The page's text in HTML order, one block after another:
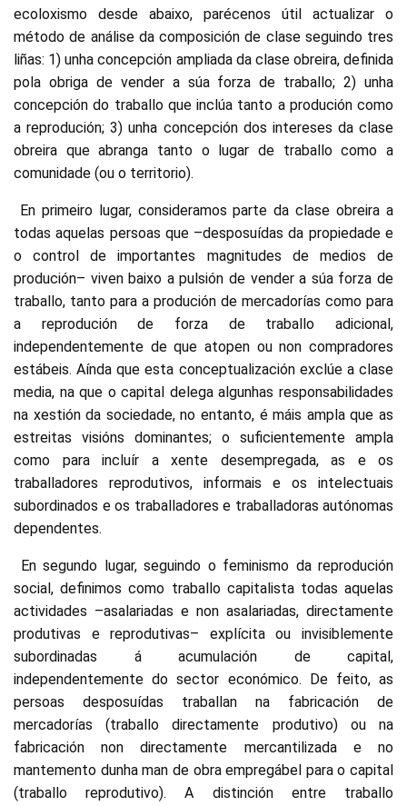
ecoloxismo desde abaixo, parécenos útil actualizar o
método de análise da composición de clase seguindo tres
liñas: 1) unha concepción ampliada da clase obreira, definida
pola obriga de vender a súa forza de traballo; 2) unha
concepción do traballo que inclúa tanto a produción como
a reprodución; 3) unha concepción dos intereses da clase
obreira que abranga tanto o lugar de traballo como a
comunidade (ou o territorio).
En primeiro lugar, consideramos parte da clase obreira a
todas aquelas persoas que –desposuídas da propiedade e
o control de importantes magnitudes de medios de
produción– viven baixo a pulsión de vender a súa forza de
traballo, tanto para a produción de mercadorías como para
a reprodución de forza de traballo adicional,
independentemente de que atopen ou non compradores
estábeis. Aínda que esta conceptualización exclúe a clase
media, na que o capital delega algunhas responsabilidades
na xestión da sociedade, no entanto, é máis ampla que as
estreitas visións dominantes; o suficientemente ampla
como para incluír a xente desempregada, as e os
traballadores reprodutivos, informais e os intelectuais
subordinados e os traballadores e traballadoras autónomas
dependentes.
En segundo lugar, seguindo o feminismo da reprodución
social, definimos como traballo capitalista todas aquelas
actividades –asalariadas e non asalariadas, directamente
produtivas e reprodutivas– explícita ou invisiblemente
subordinadas á acumulación de capital,
independentemente do sector económico. De feito, as
persoas desposuídas traballan na fabricación de
mercadorías (traballo directamente produtivo) ou na
fabricación non directamente mercantilizada e no
mantemento dunha man de obra empregábel para o capital
(traballo reprodutivo). A distinción entre traballo